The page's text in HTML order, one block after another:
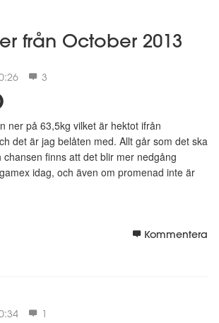
från October 2013
3
ner på 63,5kg vilket är hektot ifrån
det är jag belåten med. Allt går som det ska
finns att det blir mer nedgång
idag, och även om promenad inte är
Kommentera
1